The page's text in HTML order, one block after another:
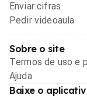
Enviar cifras
Pedir videoaula
Sobre o site
Termos de uso e
Ajuda
Baixe o